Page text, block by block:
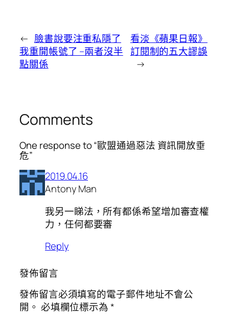
← 臉書說要注重私隱了
我重開帳號了 –兩者沒半
點關係
看淡《蘋果日報》
訂閱制的五大謬誤
→
Comments
One response to “歐盟通過惡法 資訊開放垂
危”
2019.04.16
Antony Man
我另一睇法，所有都係希望增加審查權
力，任何都要審
Reply
發佈留言
發佈留言必須填寫的電子郵件地址不會公
開。 必填欄位標示為*